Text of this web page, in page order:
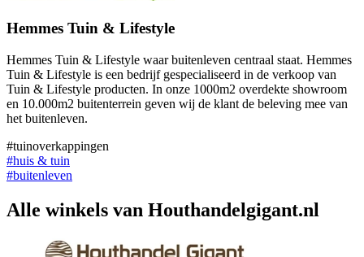
Hemmes Tuin & Lifestyle
Hemmes Tuin & Lifestyle waar buitenleven centraal staat. Hemmes
Tuin & Lifestyle is een bedrijf gespecialiseerd in de verkoop van
Tuin & Lifestyle producten. In onze 1000m2 overdekte showroom
en 10.000m2 buitenterrein geven wij de klant de beleving mee van
het buitenleven.
#tuinoverkappingen
#huis & tuin
#buitenleven
Alle winkels van Houthandelgigant.nl